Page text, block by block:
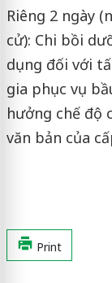
Riêng 2 ngày
cử): Chi bồi
dụng đối với
gia phục vụ
hưởng chế độ
văn bản của
Print